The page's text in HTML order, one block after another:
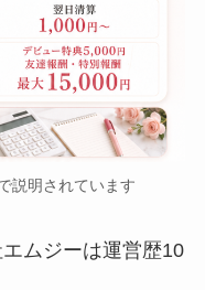
説明されています
ムジーは運営歴10